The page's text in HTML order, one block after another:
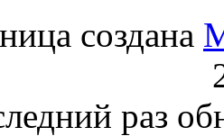
создана
раз